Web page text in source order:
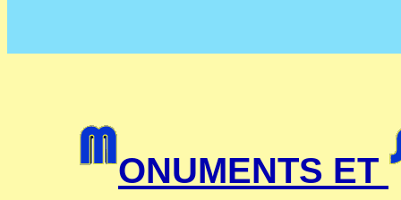
ONUMENTS ET